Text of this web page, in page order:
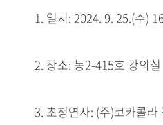
1. 일시: 2024. 9. 25.(수)
2. 장소: 농2-415호 강의실
3. 초청연사: (주)코카콜라